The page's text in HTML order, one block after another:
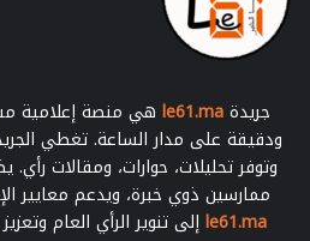
جريدةle61.ma هي منصة إعلامية
ودقيقة على مدار الساعة. تغطي
وتوفر تحليلات، حوارات، ومقالات
ممارسين ذوي خبرة، ويدعم معايير
le61.maإلى تنوير الرأي العام